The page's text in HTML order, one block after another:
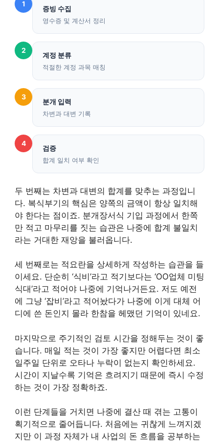
1
증빙 수집
영수증 및 계산서 정리
2
계정 분류
적절한 계정 과목 매칭
3
분개 입력
차변과 대변 기록
4
검증
합계 일치 여부 확인
두 번째는 차변과 대변의 합계를 맞추는 과정입니
다. 복식부기의 핵심은 양쪽의 금액이 항상 일치해
야 한다는 점이죠. 분개장서식 기입 과정에서 한쪽
만 적고 마무리를 짓는 습관은 나중에 합계 불일치
라는 거대한 재앙을 불러옵니다.
세 번째로는 적요란을 상세하게 작성하는 습관을 들
이세요. 단순히 ‘식비’라고 적기보다는 ‘OO업체 미팅
식대’라고 적어야 나중에 기억나거든요. 저도 예전
에 그냥 ‘잡비’라고 적어놨다가 나중에 이게 대체 어
디에 쓴 돈인지 몰라 한참을 헤맸던 기억이 있네요.
마지막으로 주기적인 검토 시간을 정해두는 것이 좋
습니다. 매일 적는 것이 가장 좋지만 어렵다면 최소
일주일 단위로 오타나 누락이 없는지 확인하세요.
시간이 지날수록 기억은 흐려지기 때문에 즉시 수정
하는 것이 가장 정확하죠.
이런 단계들을 거치면 나중에 결산 때 겪는 고통이
획기적으로 줄어듭니다. 처음에는 귀찮게 느껴지겠
지만 이 과정 자체가 내 사업의 돈 흐름을 공부하는